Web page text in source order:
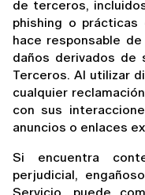
de terceros,
phishing o prácticas
hace responsable
daños derivados de
Terceros. Al utilizar
cualquier
con sus
anuncios o enlaces
Si encuentra
perjudicial,